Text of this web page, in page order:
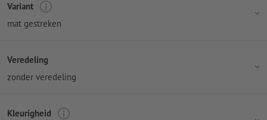
Variant
mat gestreken
Veredeling
zonder veredeling
Kleurigheid